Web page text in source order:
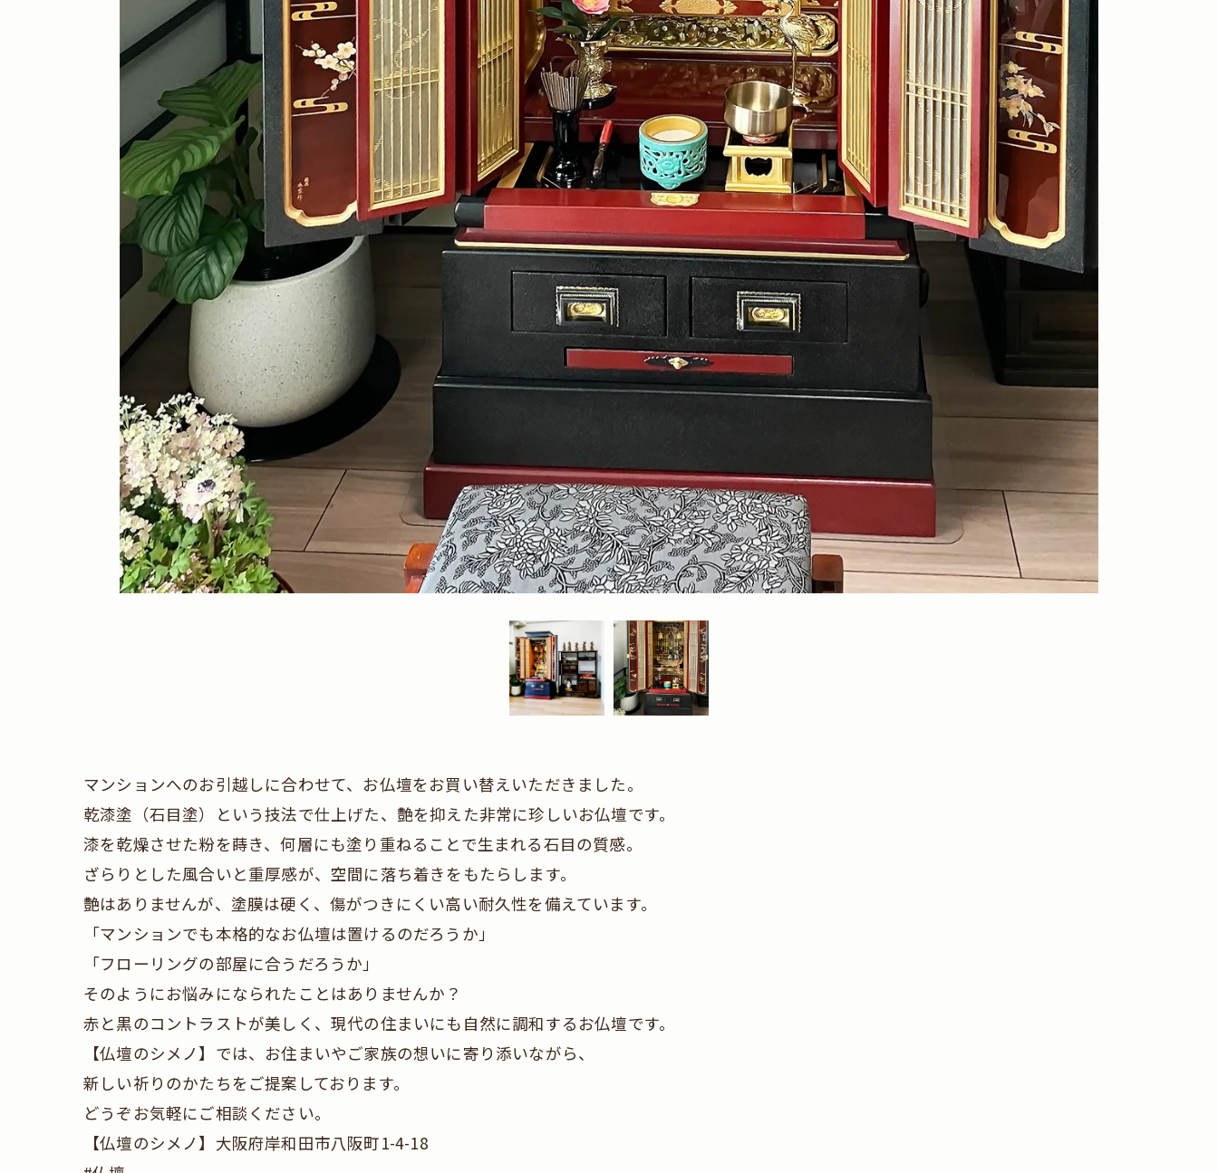
マンションへのお引越しに合わせて、お仏壇をお買い替えいただきました。
乾漆塗（石目塗）という技法で仕上げた、艶を抑えた非常に珍しいお仏壇です。
漆を乾燥させた粉を蒔き、何層にも塗り重ねることで生まれる石目の質感。
ざらりとした風合いと重厚感が、空間に落ち着きをもたらします。
艶はありませんが、塗膜は硬く、傷がつきにくい高い耐久性を備えています。
「マンションでも本格的なお仏壇は置けるのだろうか」
「フローリングの部屋に合うだろうか」
そのようにお悩みになられたことはありませんか？
赤と黒のコントラストが美しく、現代の住まいにも自然に調和するお仏壇です。
【仏壇のシメノ】では、お住まいやご家族の想いに寄り添いながら、
新しい祈りのかたちをご提案しております。
どうぞお気軽にご相談ください。
【仏壇のシメノ】大阪府岸和田市八阪町1-4-18